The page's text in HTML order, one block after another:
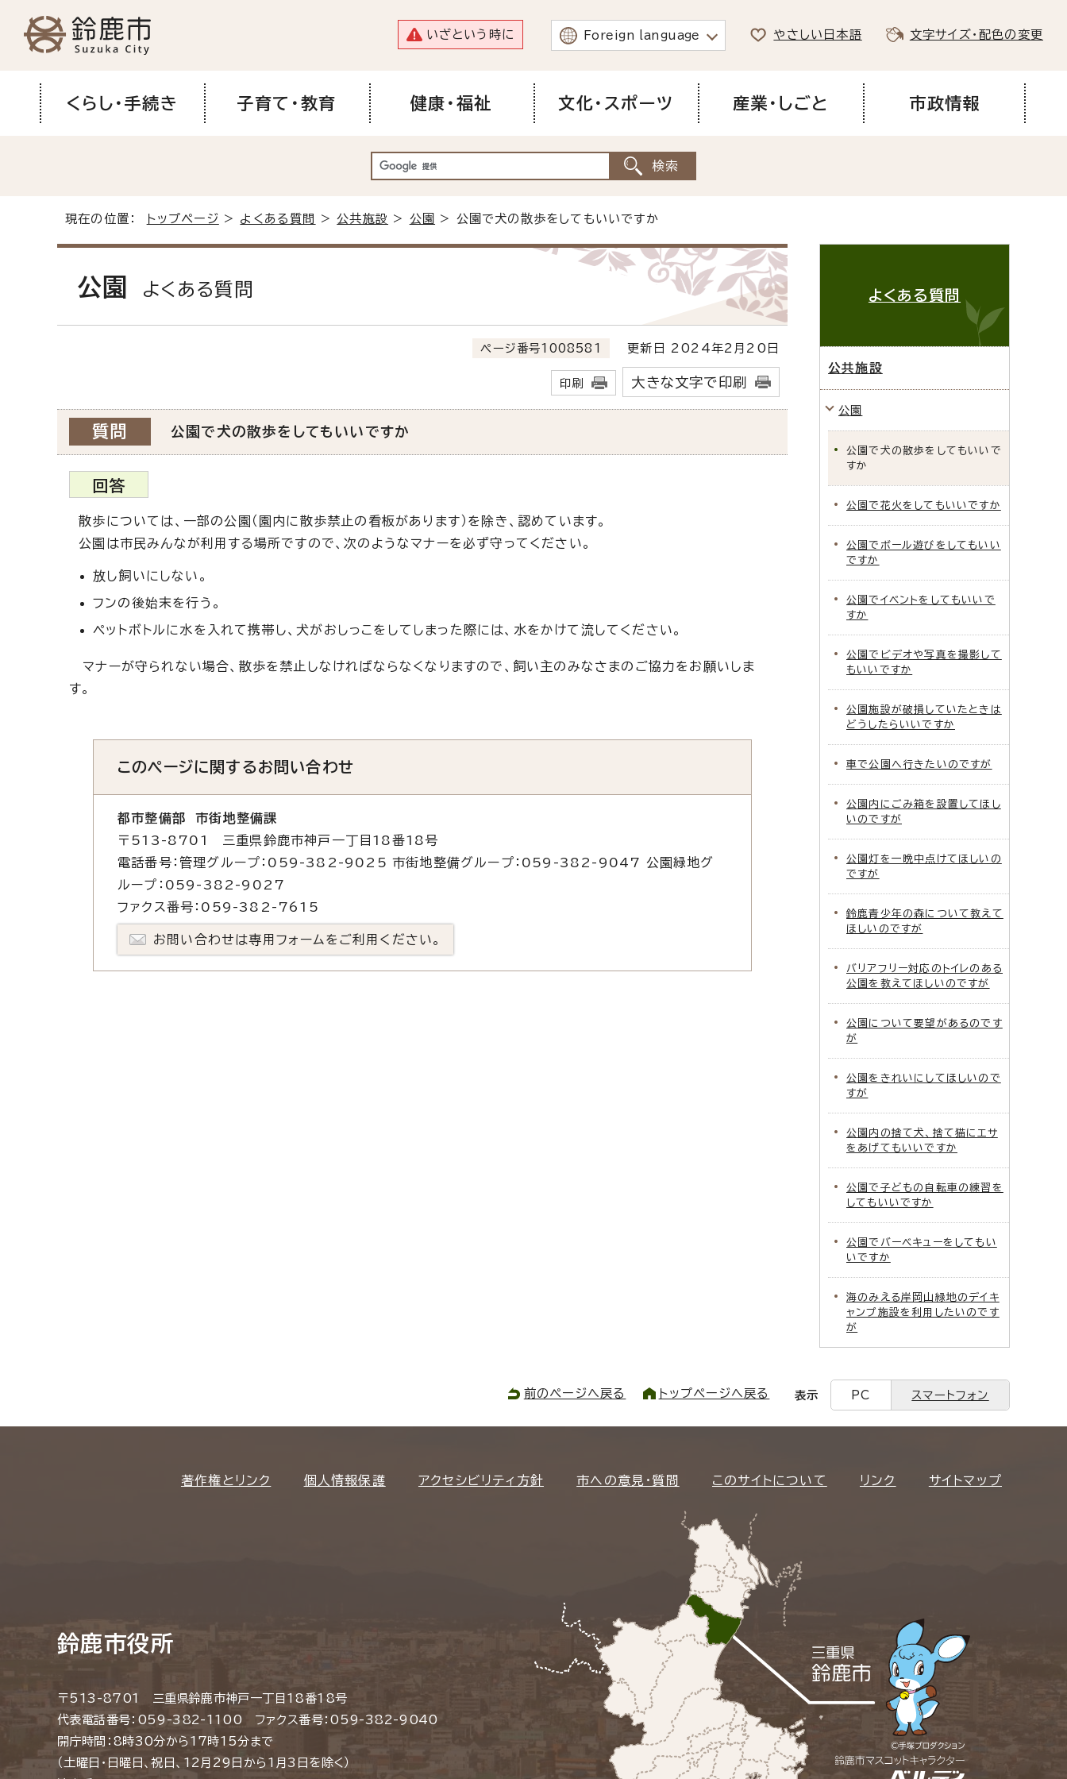
いざという時に Foreign language やさしい日本語 文字サイズ・配色の変更
くらし・手続き 子育て・教育 健康・福祉 文化・スポーツ 産業・しごと 市政情報
現在の位置： トップページ > よくある質問 >公共施設 > 公園 > 公園で犬の散歩をしてもいいですか
公園 よくある質問
ページ番号1008581 更新日 2024年2月20日
印刷 大きな文字で印刷
質問 公園で犬の散歩をしてもいいですか
回答
散歩については、一部の公園（園内に散歩禁止の看板があります）を除き、認めています。
公園は市民みんなが利用する場所ですので、次のようなマナーを必ず守ってください。
放し飼いにしない。
フンの後始末を行う。
ペットボトルに水を入れて携帯し、犬がおしっこをしてしまった際には、水をかけて流してください。
マナーが守られない場合、散歩を禁止しなければならなくなりますので、飼い主のみなさまのご協力をお願いしま
す。
このページに関するお問い合わせ
都市整備部 市街地整備課
〒513-8701 三重県鈴鹿市神戸一丁目18番18号
電話番号：管理グループ：059-382-9025 市街地整備グループ：059-382-9047 公園緑地グ
ループ：059-382-9027
ファクス番号：059-382-7615
お問い合わせは専用フォームをご利用ください。
よくある質問
公共施設
公園
公園で犬の散歩をしてもいいで
すか
公園で花火をしてもいいですか
公園でボール遊びをしてもいい
ですか
公園でイベントをしてもいいで
すか
公園でビデオや写真を撮影して
もいいですか
公園施設が破損していたときは
どうしたらいいですか
車で公園へ行きたいのですが
公園内にごみ箱を設置してほし
いのですが
公園灯を一晩中点けてほしいの
ですが
鈴鹿青少年の森について教えて
ほしいのですが
バリアフリー対応のトイレのある
公園を教えてほしいのですが
公園について要望があるのです
が
公園をきれいにしてほしいので
すが
公園内の捨て犬、捨て猫にエサ
をあげてもいいですか
公園で子どもの自転車の練習を
してもいいですか
公園でバーベキューをしてもい
いですか
海のみえる岸岡山緑地のデイキ
ャンプ施設を利用したいのです
が
前のページへ戻る トップページへ戻る 表示 PC スマートフォン
著作権とリンク 個人情報保護 アクセシビリティ方針 市への意見・質問 このサイトについて リンク サイトマップ
鈴鹿市役所
〒513-8701 三重県鈴鹿市神戸一丁目18番18号
代表電話番号：059-382-1100 ファクス番号：059-382-9040
開庁時間：8時30分から17時15分まで
（土曜日・日曜日、祝日、12月29日から1月3日を除く）